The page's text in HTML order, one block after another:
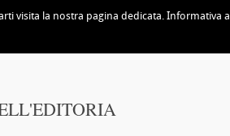
la nostra pagina dedicata. Informativa ai